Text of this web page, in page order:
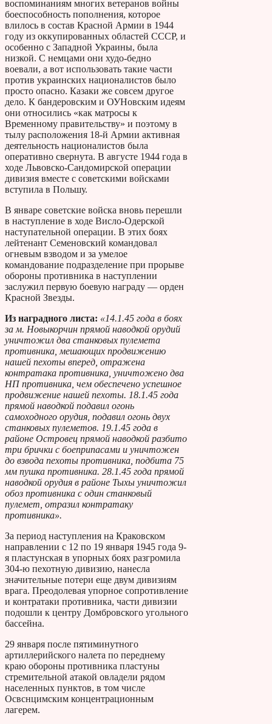
воспоминаниям многих ветеранов войны
боеспособность пополнения, которое
влилось в состав Красной Армии в 1944
году из оккупированных областей СССР, и
особенно с Западной Украины, была
низкой. С немцами они худо-бедно
воевали, а вот использовать такие части
против украинских националистов было
просто опасно. Казаки же совсем другое
дело. К бандеровским и ОУНовским идеям
они относились «как матросы к
Временному правительству» и поэтому в
тылу расположения 18-й Армии активная
деятельность националистов была
оперативно свернута. В августе 1944 года в
ходе Львовско-Сандомирской операции
дивизия вместе с советскими войсками
вступила в Польшу.
В январе советские войска вновь перешли
в наступление в ходе Висло-Одерской
наступательной операции. В этих боях
лейтенант Семеновский командовал
огневым взводом и за умелое
командование подразделение при прорыве
обороны противника в наступлении
заслужил первую боевую награду — орден
Красной Звезды.
Из наградного листа: «14.1.45 года в боях
за м. Новыкорчин прямой наводкой орудий
уничтожил два станковых пулемета
противника, мешающих продвижению
нашей пехоты вперед, отражена
контратака противника, уничтожено два
НП противника, чем обеспечено успешное
продвижение нашей пехоты. 18.1.45 года
прямой наводкой подавил огонь
самоходного орудия, подавил огонь двух
станковых пулеметов. 19.1.45 года в
районе Островец прямой наводкой разбито
три брички с боеприпасами и уничтожен
до взвода пехоты противника, подбита 75
мм пушка противника. 28.1.45 года прямой
наводкой орудия в районе Тыхы уничтожил
обоз противника с один станковый
пулемет, отразил контратаку
противника».
За период наступления на Краковском
направлении с 12 по 19 января 1945 года 9-
я пластунская в упорных боях разгромила
304-ю пехотную дивизию, нанесла
значительные потери еще двум дивизиям
врага. Преодолевая упорное сопротивление
и контратаки противника, части дивизии
подошли к центру Домбровского угольного
бассейна.
29 января после пятиминутного
артиллерийского налета по переднему
краю обороны противника пластуны
стремительной атакой овладели рядом
населенных пунктов, в том числе
Освснцимским концентрационным
лагерем.